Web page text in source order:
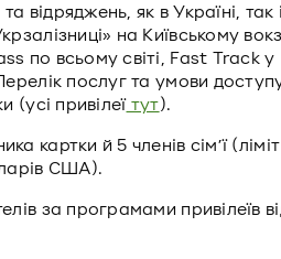
відряджень, як в Україні, так
на Київському
по всьому світі, Fast Track у
послуг та умови
(усі привілеїтут).
картки й 5 членів сім’ї (ліміт
США).
за програмами привілеїв